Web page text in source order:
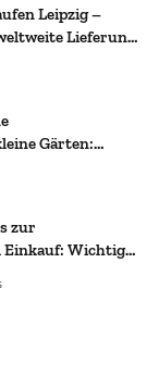
Leipzig –
Lieferung
Gärten:
m² wirklich
zur
Wichtige
sollten